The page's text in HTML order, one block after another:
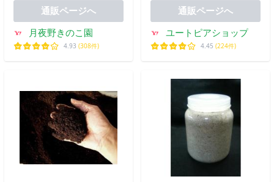
通販ページへ
月夜野きのこ園
4.93 (308件)
通販ページへ
ユートピアショップ
4.45 (224件)